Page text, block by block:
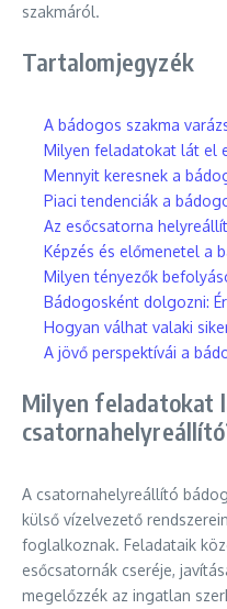
szakmáról.
Tartalomjegyzék
A bádogos szakma
Milyen feladatokat lát el
Mennyit keresnek a
Piaci tendenciák a
Az esőcsatorna
Képzés és előmenetel a
Milyen tényezők
Bádogosként dolgozni:
Hogyan válhat valaki
A jövő perspektívái a
Milyen feladatokat
A csatornahelyreállító
külső vízelvezető
foglalkoznak. Feladataik
esőcsatornák cseréje,
megelőzzék az ingatlan